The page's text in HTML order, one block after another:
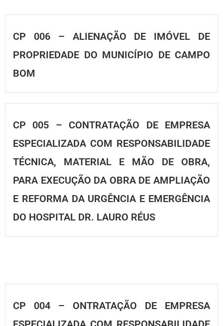
CP 006 – ALIENAÇÃO DE IMÓVEL DE
PROPRIEDADE DO MUNICÍPIO DE CAMPO
BOM
CP 005 – CONTRATAÇÃO DE EMPRESA
ESPECIALIZADA COM RESPONSABILIDADE
TÉCNICA, MATERIAL E MÃO DE OBRA,
PARA EXECUÇÃO DA OBRA DE AMPLIAÇÃO
E REFORMA DA URGÊNCIA E EMERGÊNCIA
DO HOSPITAL DR. LAURO RÉUS
CP 004 – ONTRATAÇÃO DE EMPRESA